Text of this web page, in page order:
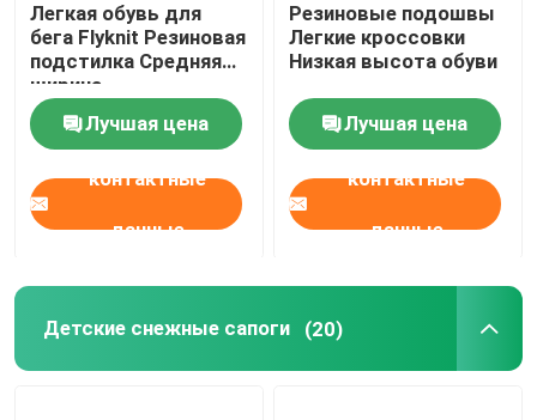
Легкая обувь для
бега Flyknit Резиновая
подстилка Средняя
ширина
Лучшая цена
контактные
данные
Резиновые подошвы
Легкие кроссовки
Низкая высота обуви
Лучшая цена
контактные
данные
Детские снежные сапоги (20)